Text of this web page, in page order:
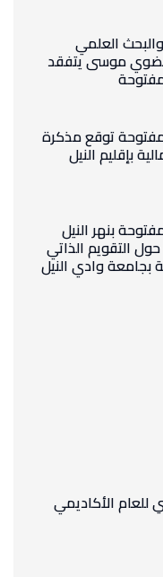
والبحث العلمي
مضوي موسى يتفقد
توقع مذكرة
بإقليم النيل
بنهر النيل
التقويم الذاتي
بجامعة وادي النيل
للعام الأكاديمي